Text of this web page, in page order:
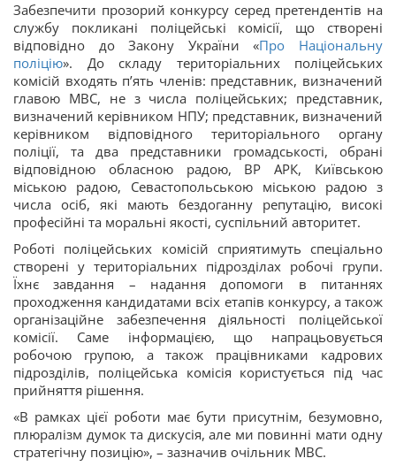
Забезпечити прозорий конкурсу серед претендентів на
службу покликані поліцейські комісії, що створені
відповідно до Закону України «Про Національну
поліцію». До складу територіальних поліцейських
комісій входять п’ять членів: представник, визначений
главою МВС, не з числа поліцейських; представник,
визначений керівником НПУ; представник, визначений
керівником відповідного територіального органу
поліції, та два представники громадськості, обрані
відповідною обласною радою, ВР АРК, Київською
міською радою, Севастопольською міською радою з
числа осіб, які мають бездоганну репутацію, високі
професійні та моральні якості, суспільний авторитет.
Роботі поліцейських комісій сприятимуть спеціально
створені у територіальних підрозділах робочі групи.
Їхнє завдання – надання допомоги в питаннях
проходження кандидатами всіх етапів конкурсу, а також
організаційне забезпечення діяльності поліцейської
комісії. Саме інформацією, що напрацьовується
робочою групою, а також працівниками кадрових
підрозділів, поліцейська комісія користується під час
прийняття рішення.
«В рамках цієї роботи має бути присутнім, безумовно,
плюралізм думок та дискусія, але ми повинні мати одну
стратегічну позицію», – зазначив очільник МВС.